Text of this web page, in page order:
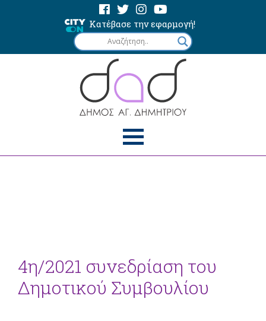
Κατέβασε την εφαρμογή!
4η/2021 συνεδρίαση του
Δημοτικού Συμβουλίου